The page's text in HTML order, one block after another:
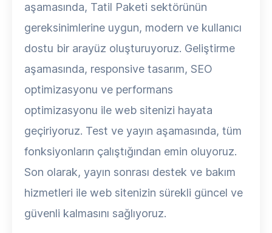
aşamasında, Tatil Paketi sektörünün
gereksinimlerine uygun, modern ve kullanıcı
dostu bir arayüz oluşturuyoruz. Geliştirme
aşamasında, responsive tasarım, SEO
optimizasyonu ve performans
optimizasyonu ile web sitenizi hayata
geçiriyoruz. Test ve yayın aşamasında, tüm
fonksiyonların çalıştığından emin oluyoruz.
Son olarak, yayın sonrası destek ve bakım
hizmetleri ile web sitenizin sürekli güncel ve
güvenli kalmasını sağlıyoruz.